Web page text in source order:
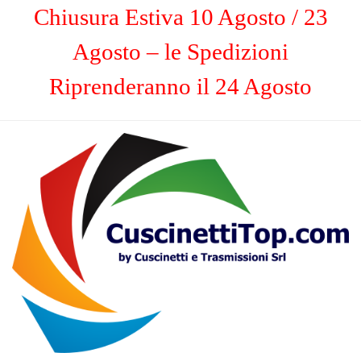
Chiusura Estiva 10 Agosto / 23
Agosto – le Spedizioni
Riprenderanno il 24 Agosto